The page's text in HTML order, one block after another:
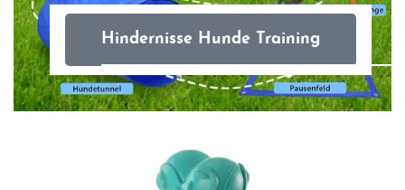
Hindernisse Hunde Training